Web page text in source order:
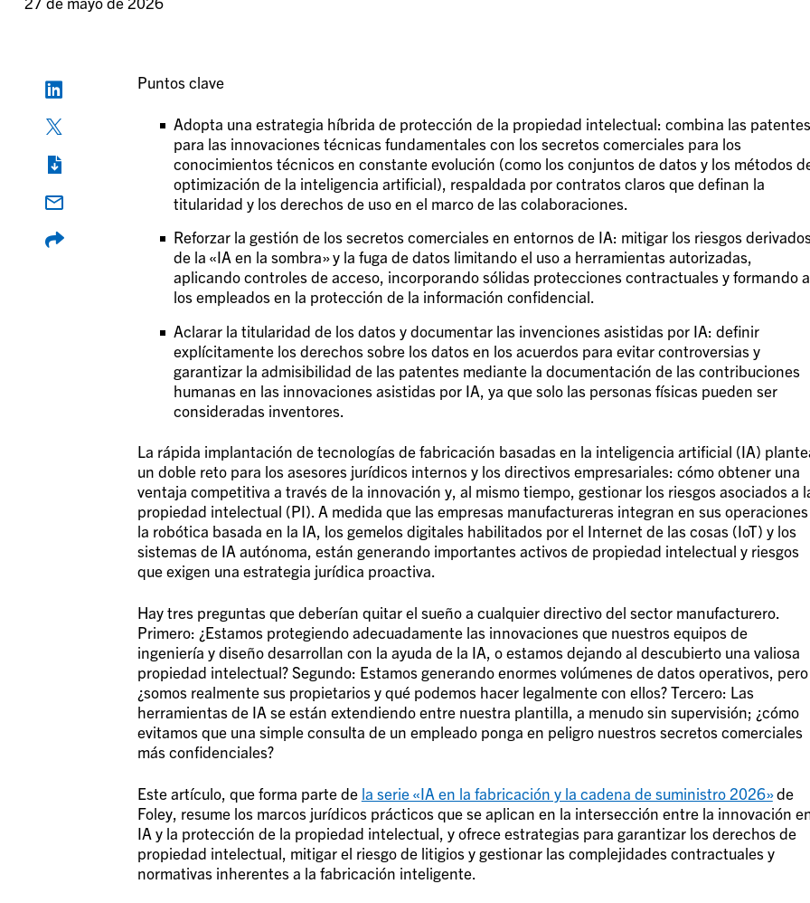
Puntos clave
Adopta una estrategia híbrida de protección de la propiedad intelectual: combina las patentes
para las innovaciones técnicas fundamentales con los secretos comerciales para los
conocimientos técnicos en constante evolución (como los conjuntos de datos y los métodos
optimización de la inteligencia artificial), respaldada por contratos claros que definan la
titularidad y los derechos de uso en el marco de las colaboraciones.
Reforzar la gestión de los secretos comerciales en entornos de IA: mitigar los riesgos
de la «IA en la sombra» y la fuga de datos limitando el uso a herramientas autorizadas,
aplicando controles de acceso, incorporando sólidas protecciones contractuales y formando a
los empleados en la protección de la información confidencial.
Aclarar la titularidad de los datos y documentar las invenciones asistidas por IA: definir
explícitamente los derechos sobre los datos en los acuerdos para evitar controversias y
garantizar la admisibilidad de las patentes mediante la documentación de las contribuciones
humanas en las innovaciones asistidas por IA, ya que solo las personas físicas pueden ser
consideradas inventores.
La rápida implantación de tecnologías de fabricación basadas en la inteligencia artificial (IA)
un doble reto para los asesores jurídicos internos y los directivos empresariales: cómo obtener una
ventaja competitiva a través de la innovación y, al mismo tiempo, gestionar los riesgos asociados a
propiedad intelectual (PI). A medida que las empresas manufactureras integran en sus operaciones
la robótica basada en la IA, los gemelos digitales habilitados por el Internet de las cosas (IoT) y los
sistemas de IA autónoma, están generando importantes activos de propiedad intelectual y riesgos
que exigen una estrategia jurídica proactiva.
Hay tres preguntas que deberían quitar el sueño a cualquier directivo del sector manufacturero.
Primero: ¿Estamos protegiendo adecuadamente las innovaciones que nuestros equipos de
ingeniería y diseño desarrollan con la ayuda de la IA, o estamos dejando al descubierto una valiosa
propiedad intelectual? Segundo: Estamos generando enormes volúmenes de datos operativos, pero
¿somos realmente sus propietarios y qué podemos hacer legalmente con ellos? Tercero: Las
herramientas de IA se están extendiendo entre nuestra plantilla, a menudo sin supervisión; ¿cómo
evitamos que una simple consulta de un empleado ponga en peligro nuestros secretos comerciales
más confidenciales?
Este artículo, que forma parte de la serie «IA en la fabricación y la cadena de suministro 2026»de
Foley, resume los marcos jurídicos prácticos que se aplican en la intersección entre la innovación
IA y la protección de la propiedad intelectual, y ofrece estrategias para garantizar los derechos de
propiedad intelectual, mitigar el riesgo de litigios y gestionar las complejidades contractuales y
normativas inherentes a la fabricación inteligente.